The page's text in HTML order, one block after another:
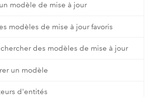
modèle de mise à jour
modèles de mise à jour favoris
des modèles de mise à jour
un modèle
d'entités